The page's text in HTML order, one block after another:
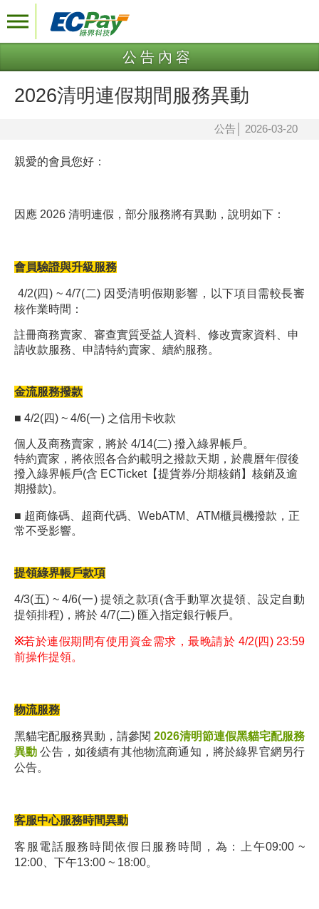
公告內容
2026清明連假期間服務異動
公告 2026-03-20
親愛的會員您好：
因應 2026 清明連假，部分服務將有異動，說明如下：
會員驗證與升級服務
4/2(四) ~ 4/7(二) 因受清明假期影響，以下項目需較長審
核作業時間：
註冊商務賣家、審查實質受益人資料、修改賣家資料、申
請收款服務、申請特約賣家、續約服務。
金流服務撥款
■ 4/2(四) ~ 4/6(一) 之信用卡收款
個人及商務賣家，將於 4/14(二) 撥入綠界帳戶。
特約賣家，將依照各合約載明之撥款天期，於農曆年假後
撥入綠界帳戶(含 ECTicket【提貨券/分期核銷】核銷及逾
期撥款)。
■ 超商條碼、超商代碼、WebATM、ATM櫃員機撥款，正
常不受影響。
提領綠界帳戶款項
4/3(五) ~ 4/6(一) 提領之款項(含手動單次提領、設定自動
提領排程)，將於 4/7(二) 匯入指定銀行帳戶。
※若於連假期間有使用資金需求，最晚請於 4/2(四) 23:59
前操作提領。
物流服務
黑貓宅配服務異動，請參閱 2026清明節連假黑貓宅配服務
異動 公告，如後續有其他物流商通知，將於綠界官網另行
公告。
客服中心服務時間異動
客服電話服務時間依假日服務時間，為：上午09:00 ~
12:00、下午13:00 ~ 18:00。